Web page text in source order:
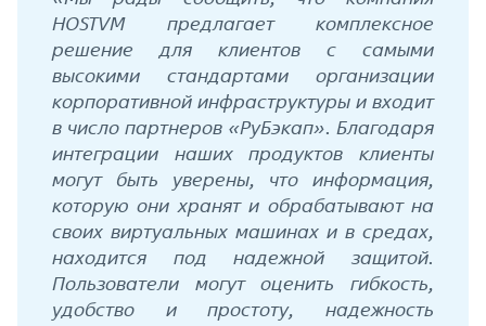
HOSTVM предлагает комплексное
решение для клиентов с самыми
высокими стандартами организации
корпоративной инфраструктуры и входит
в число партнеров «РуБэкап». Благодаря
интеграции наших продуктов клиенты
могут быть уверены, что информация,
которую они хранят и обрабатывают на
своих виртуальных машинах и в средах,
находится под надежной защитой.
Пользователи могут оценить гибкость,
удобство и простоту, надежность